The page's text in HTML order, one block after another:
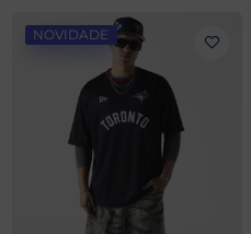
NOVIDADE